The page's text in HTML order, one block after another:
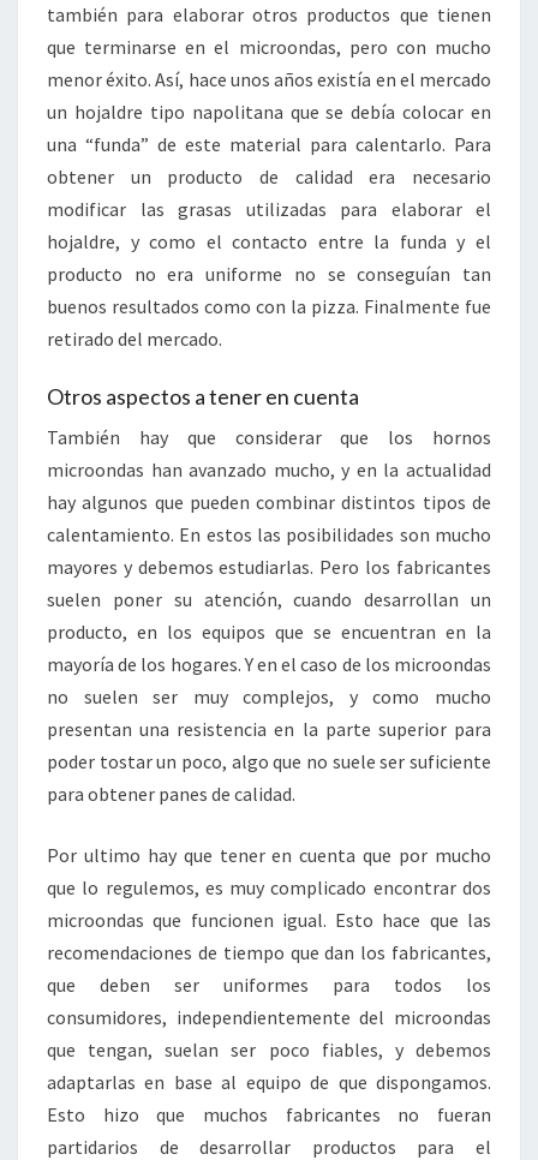
también para elaborar otros productos que tienen
que terminarse en el microondas, pero con mucho
menor éxito. Así, hace unos años existía en el mercado
un hojaldre tipo napolitana que se debía colocar en
una “funda” de este material para calentarlo. Para
obtener un producto de calidad era necesario
modificar las grasas utilizadas para elaborar el
hojaldre, y como el contacto entre la funda y el
producto no era uniforme no se conseguían tan
buenos resultados como con la pizza. Finalmente fue
retirado del mercado.
Otros aspectos a tener en cuenta
También hay que considerar que los hornos
microondas han avanzado mucho, y en la actualidad
hay algunos que pueden combinar distintos tipos de
calentamiento. En estos las posibilidades son mucho
mayores y debemos estudiarlas. Pero los fabricantes
suelen poner su atención, cuando desarrollan un
producto, en los equipos que se encuentran en la
mayoría de los hogares. Y en el caso de los microondas
no suelen ser muy complejos, y como mucho
presentan una resistencia en la parte superior para
poder tostar un poco, algo que no suele ser suficiente
para obtener panes de calidad.
Por ultimo hay que tener en cuenta que por mucho
que lo regulemos, es muy complicado encontrar dos
microondas que funcionen igual. Esto hace que las
recomendaciones de tiempo que dan los fabricantes,
que deben ser uniformes para todos los
consumidores, independientemente del microondas
que tengan, suelan ser poco fiables, y debemos
adaptarlas en base al equipo de que dispongamos.
Esto hizo que muchos fabricantes no fueran
partidarios de desarrollar productos para el